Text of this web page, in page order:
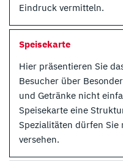
Eindruck vermitteln.
Speisekarte
Hier präsentieren Sie
Besucher über
und Getränke nicht
Speisekarte eine
Spezialitäten dürfen Sie
versehen.